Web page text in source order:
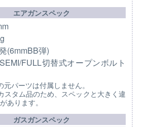
エアガンスペック
(6mmBB弾)
FULL切替式オープンボルト
パーツは付属しません。
スタム品のため、スペックと大きく違
あります。
ガスガンスペック